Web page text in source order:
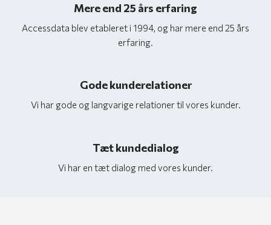
Mere end 25 års erfaring
Accessdata blev etableret i 1994, og har mere end 25 års
erfaring.
Gode kunderelationer
Vi har gode og langvarige relationer til vores kunder.
Tæt kundedialog
Vi har en tæt dialog med vores kunder.